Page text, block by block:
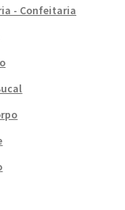
- Confeitaria